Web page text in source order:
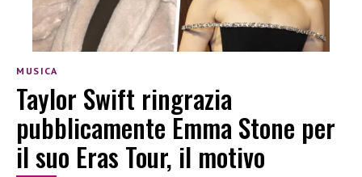
MUSICA
Taylor Swift ringrazia
pubblicamente Emma Stone per
il suo Eras Tour, il motivo